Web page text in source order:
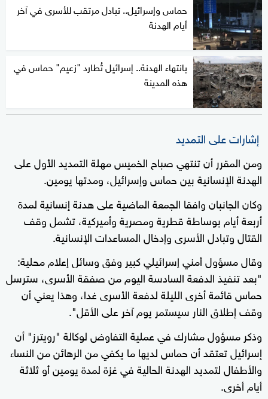
حماس وإسرائيل.. تبادل مرتقب للأسرى في آخر
أيام الهدنة
بانتهاء الهدنة.. إسرائيل تُطارد "زعيم" حماس في
هذه المدينة
إشارات على التمديد
ومن المقرر أن تنتهي صباح الخميس مهلة التمديد الأول على
الهدنة الإنسانية بين حماس وإسرائيل، ومدتها يومين.
وكان الجانبان وافقا الجمعة الماضية على هدنة إنسانية لمدة
أربعة أيام بوساطة قطرية ومصرية وأميركية، تشمل وقف
القتال وتبادل الأسرى وإدخال المساعدات الإنسانية.
وقال مسؤول أمني إسرائيلي كبير وفق وسائل إعلام محلية:
"بعد تنفيذ الدفعة السادسة اليوم من صفقة الأسرى، سترسل
حماس قائمة أخرى الليلة لدفعة الأسرى غدا، وهذا يعني أن
وقف إطلاق النار سيستمر يوم آخر على الأقل".
وذكر مسؤول مشارك في عملية التفاوض لوكالة "رويترز" أن
إسرائيل تعتقد أن حماس لديها ما يكفي من الرهائن من النساء
والأطفال لتمديد الهدنة الحالية في غزة لمدة يومين أو ثلاثة
أيام أخرى.